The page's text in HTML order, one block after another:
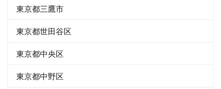
東京都三鷹市
東京都世田谷区
東京都中央区
東京都中野区